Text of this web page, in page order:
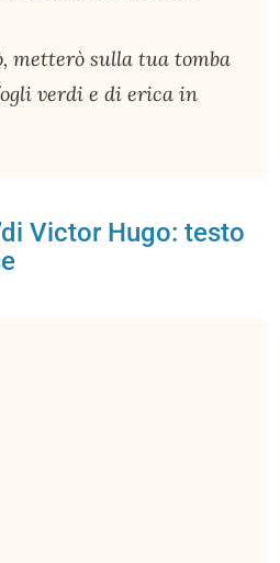
metterò sulla tua tomba
verdi e di erica in
Victor Hugo: testo